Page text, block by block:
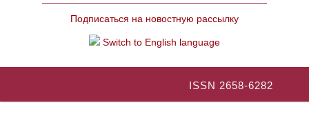
Подписаться на новостную рассылку
Switch to English language
ISSN 2658-6282